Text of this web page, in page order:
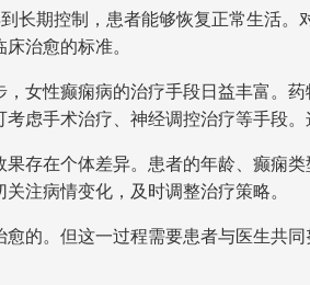
长期控制，患者能够恢复正常生活
治愈的标准。
女性癫痫病的治疗手段日益丰富。
虑手术治疗、神经调控治疗等手段
存在个体差异。患者的年龄、癫痫
注病情变化，及时调整治疗策略。
的。但这一过程需要患者与医生共